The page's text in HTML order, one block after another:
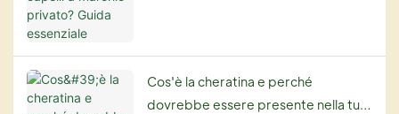
Cos'è la cheratina e perché
dovrebbe essere presente nella tua